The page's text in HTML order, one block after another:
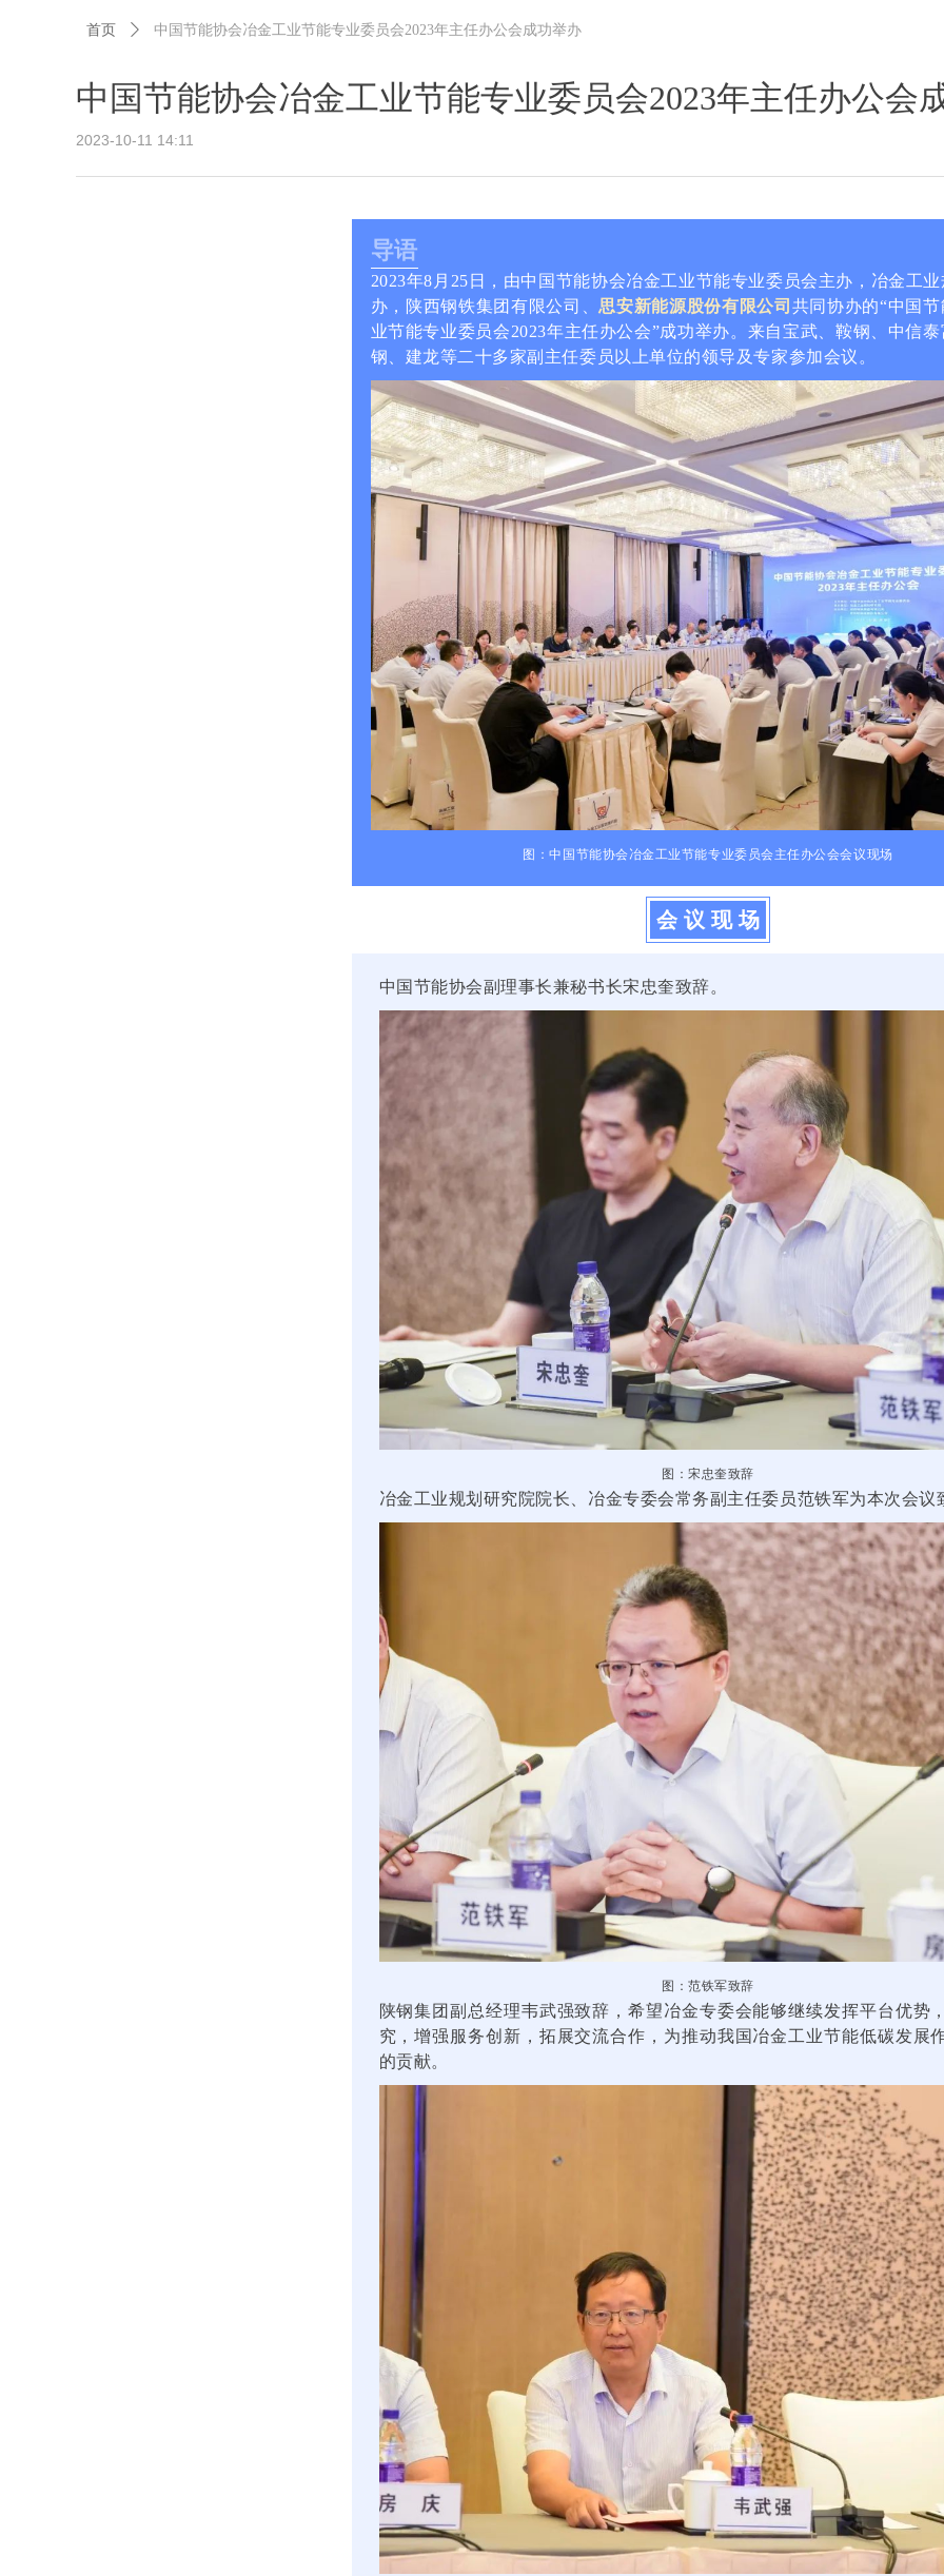
中国节能协会冶金工业节能专业委员会2023年主任办公会
首页 ꄲ 中国节能协会冶金工业节能专业委员会2023年主任办公会成功举办
导语
2023年8月25日，由中国节能协会冶金工业节能专业委员会主办，冶金工
办，陕西钢铁集团有限公司、 思安新能源股份有限公司 共同协办的“中国
业节能专业委员会2023年主任办公会”成功举办。来自宝武、鞍钢、中信
钢、建龙等二十多家副主任委员以上单位的领导及专家参加会议。
图：中国节能协会冶金工业节能专业委员会主任办公会会议现场
会 议 现 场
中国节能协会副理事长兼秘书长宋忠奎致辞。
图：宋忠奎致辞
冶金工业规划研究院院长、冶金专委会常务副主任委员范铁军为本次会
图：范铁军致辞
陕钢集团副总经理韦武强致辞，希望冶金专委会能够继续发挥平台优势
究，增强服务创新，拓展交流合作，为推动我国冶金工业节能低碳发展
的贡献。
2023-10-11 14:11